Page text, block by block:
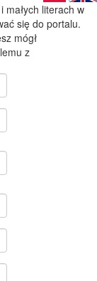
małych literach w
się do portalu.
mógł
z